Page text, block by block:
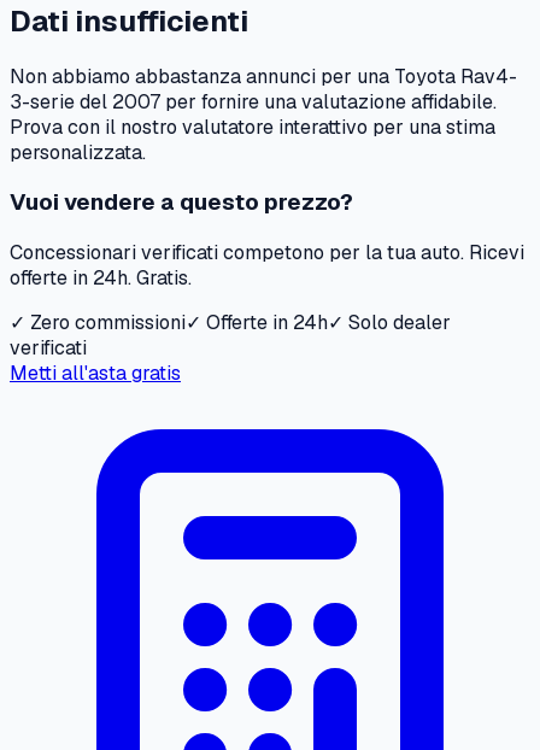
Dati insufficienti
Non abbiamo abbastanza annunci per una Toyota Rav4-
3-seriedel 2007 per fornire una valutazione affidabile.
Prova con il nostro valutatore interattivo per una stima
personalizzata.
Vuoi vendere a questo prezzo?
Concessionari verificati competono per la tua auto. Ricevi
offerte in 24h. Gratis.
✓ Zero commissioni✓ Offerte in 24h✓ Solo dealer
verificati
Metti all'asta gratis